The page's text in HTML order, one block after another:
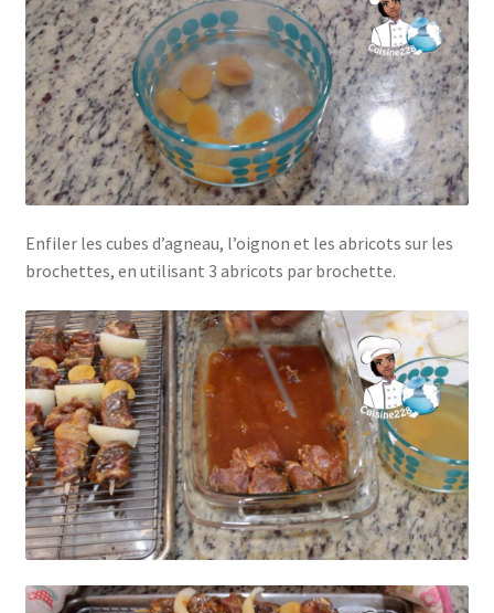
Enfiler les cubes d’agneau, l’oignon et les abricots sur les
brochettes, en utilisant 3 abricots par brochette.